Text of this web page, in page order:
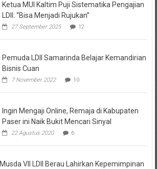
LDII: “Bisa Menjadi Rujukan”
27 September 2025 12
Bisnis Cuan
7 November 2022
Paser ini Naik Bukit Mencari Sinyal
22 Agustus 2020 6
Baru dan Komitmen Green Dakwah